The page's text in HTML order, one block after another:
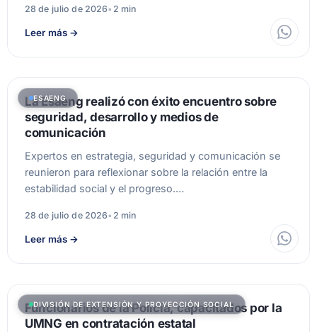
28 de julio de 2026• 2 min
Leer más →
ESAENG
La Esaeng realizó con éxito encuentro sobre
seguridad, desarrollo y medios de
comunicación
Expertos en estrategia, seguridad y comunicación se
reunieron para reflexionar sobre la relación entre la
estabilidad social y el progreso.…
28 de julio de 2026• 2 min
Leer más →
DIVISIÓN DE EXTENSIÓN Y PROYECCIÓN SOCIAL
Funcionarios de la Policía, capacitados por la
UMNG en contratación estatal